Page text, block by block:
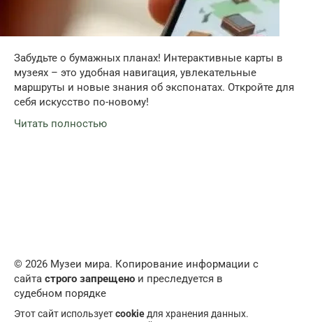
Забудьте о бумажных планах! Интерактивные карты в
музеях – это удобная навигация, увлекательные
маршруты и новые знания об экспонатах. Откройте для
себя искусство по-новому!
Читать полностью
© 2026 Музеи мира. Копирование информации с
сайта строго запрещено и преследуется в
судебном порядке
Этот сайт используетcookie для хранения данных.